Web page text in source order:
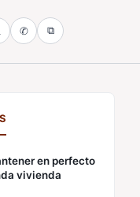
✆ ⧉
en perfecto
vivienda